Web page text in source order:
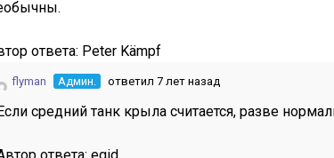
ответа: Peter Kämpf
flyman Админ. ответил 7 лет назад
средний танк крыла считается, разве
ответа: egid